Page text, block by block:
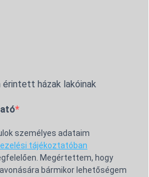
házak lakóinak
személyes adataim
tájékoztatóban
Megértettem, hogy
bármikor lehetőségem